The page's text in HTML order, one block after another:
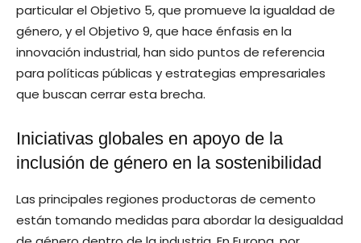
particular el Objetivo 5, que promueve la igualdad de
género, y el Objetivo 9, que hace énfasis en la
innovación industrial, han sido puntos de referencia
para políticas públicas y estrategias empresariales
que buscan cerrar esta brecha.
Iniciativas globales en apoyo de la
inclusión de género en la sostenibilidad
Las principales regiones productoras de cemento
están tomando medidas para abordar la desigualdad